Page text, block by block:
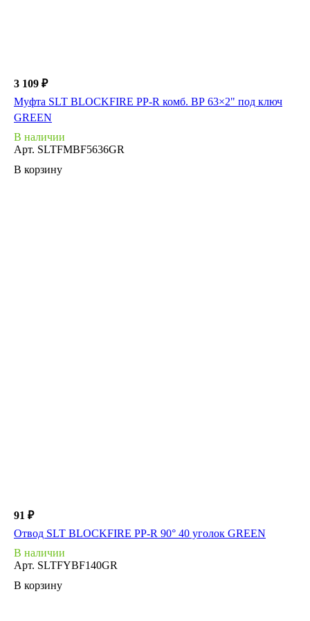
3 109 ₽
Муфта SLT BLOCKFIRE PP-R комб. ВР 63×2" под ключ
GREEN
В наличии
Арт. SLTFMBF5636GR
В корзину
91 ₽
Отвод SLT BLOCKFIRE PP-R 90° 40 уголок GREEN
В наличии
Арт. SLTFYBF140GR
В корзину